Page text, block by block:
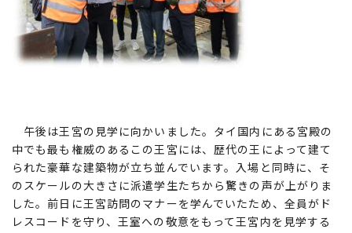
午後は王宮の見学に向かいました。タイ国内にある宮殿の
中でも最も権威のあるこの王宮には、歴代の王によって建て
られた豪華な建築物が立ち並んでいます。入場と同時に、そ
のスケールの大きさに派遣学生たちから驚きの声が上がりま
した。前日に王宮訪問のマナーを学んでいたため、全員がド
レスコードを守り、王室への敬意をもって王宮内を見学する